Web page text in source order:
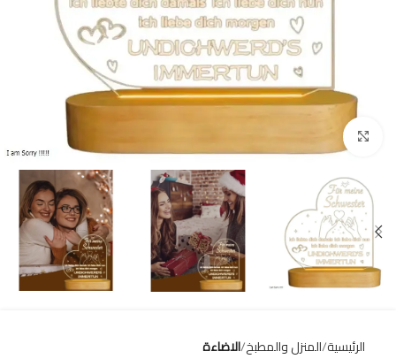
Click to enlarge
الرئيسية المنزل والمطبخ الاضاءة